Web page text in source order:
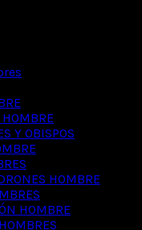
HOMBRE
Y OBISPOS
HOMBRE
HOMBRE